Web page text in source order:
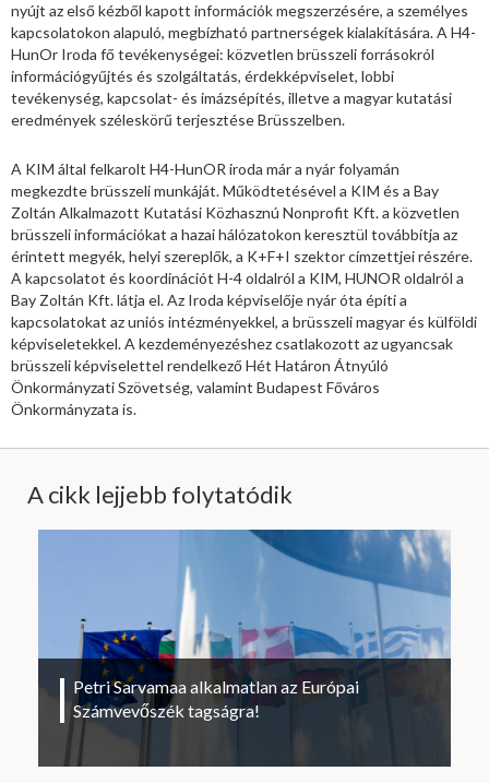
nyújt az első kézből kapott információk megszerzésére, a személyes
kapcsolatokon alapuló, megbízható partnerségek kialakítására. A H4-
HunOr Iroda fő tevékenységei: közvetlen brüsszeli forrásokról
információgyűjtés és szolgáltatás, érdekképviselet, lobbi
tevékenység, kapcsolat- és imázsépítés, illetve a magyar kutatási
eredmények széleskörű terjesztése Brüsszelben.
A KIM által felkarolt H4-HunOR iroda már a nyár folyamán
megkezdte brüsszeli munkáját. Működtetésével a KIM és a Bay
Zoltán Alkalmazott Kutatási Közhasznú Nonprofit Kft. a közvetlen
brüsszeli információkat a hazai hálózatokon keresztül továbbítja az
érintett megyék, helyi szereplők, a K+F+I szektor címzettjei részére.
A kapcsolatot és koordinációt H-4 oldalról a KIM, HUNOR oldalról a
Bay Zoltán Kft. látja el. Az Iroda képviselője nyár óta építi a
kapcsolatokat az uniós intézményekkel, a brüsszeli magyar és külföldi
képviseletekkel. A kezdeményezéshez csatlakozott az ugyancsak
brüsszeli képviselettel rendelkező Hét Határon Átnyúló
Önkormányzati Szövetség, valamint Budapest Főváros
Önkormányzata is.
A cikk lejjebb folytatódik
Petri Sarvamaa alkalmatlan az Európai
Számvevőszék tagságra!